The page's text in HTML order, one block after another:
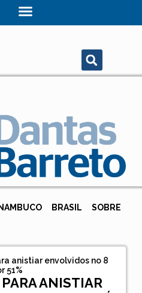
BRASIL SOBRE
anistiar envolvidos no 8
51%
ANISTIAR